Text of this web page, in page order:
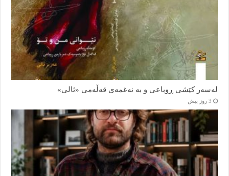
لەسەر کێشی ڕوباعی و به نەغمەی قەڵەمی «ئالی»
3 روز پیش